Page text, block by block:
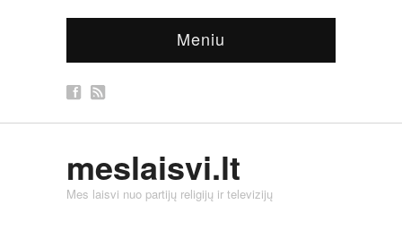
Meniu
meslaisvi.lt
Mes laisvi nuo partijų religijų ir televizijų